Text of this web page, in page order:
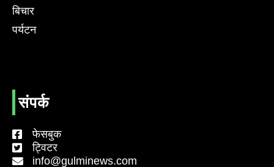
बिचार
पर्यटन
संपर्क
फेसबुक
ट्विटर
info@gulminews.com